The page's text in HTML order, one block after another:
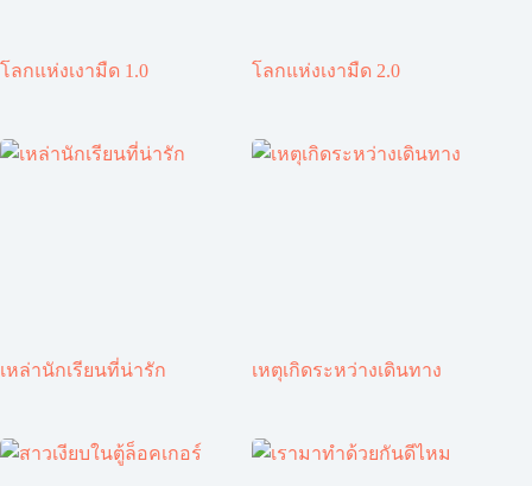
โลกแห่งเงามืด 1.0 โลกแห่งเงามืด 2.0
เหล่านักเรียนที่น่ารัก เหตุเกิดระหว่างเดินทาง